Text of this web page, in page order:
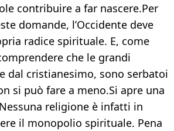
contribuire a far nascere.Per
domande, l’Occidente deve
radice spirituale. E, come
che le grandi
dal cristianesimo, sono serbatoi
si può fare a meno.Si apre una
religione è infatti in
il monopolio spirituale. Pena